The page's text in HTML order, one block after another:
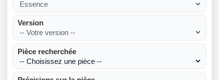
Version
Pièce recherchée